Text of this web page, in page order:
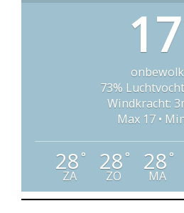
17
73%
Windkracht:
Max 17 •
28°
ZA
28°
ZO
28°
MA